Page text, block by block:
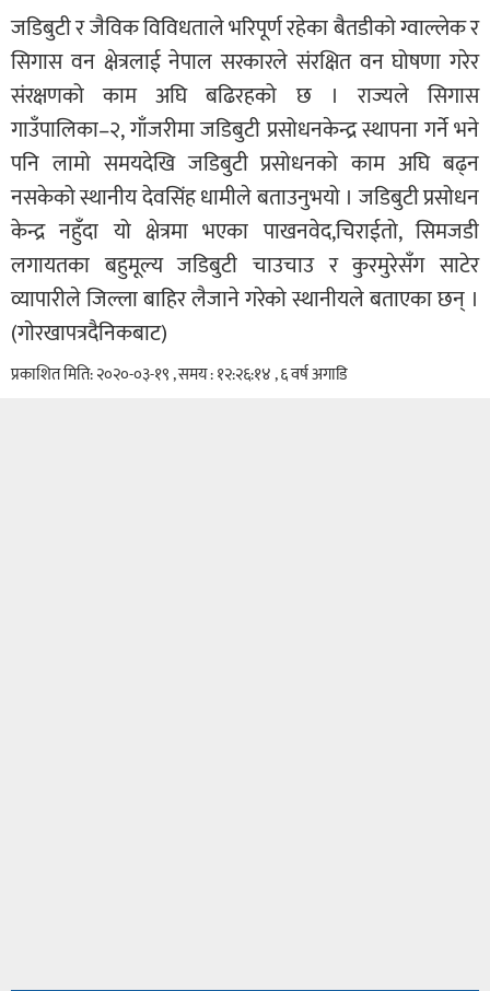
जडिबुटी र जैविक विविधताले भरिपूर्ण रहेका बैतडीको ग्वाल्लेक र
सिगास वन क्षेत्रलाई नेपाल सरकारले संरक्षित वन घोषणा गरेर
संरक्षणको काम अघि बढिरहको छ । राज्यले सिगास
गाउँपालिका–२, गाँजरीमा जडिबुटी प्रसोधनकेन्द्र स्थापना गर्ने भने
पनि लामो समयदेखि जडिबुटी प्रसोधनको काम अघि बढ्न
नसकेको स्थानीय देवसिंह धामीले बताउनुभयो । जडिबुटी प्रसोधन
केन्द्र नहुँदा यो क्षेत्रमा भएका पाखनवेद,चिराईतो, सिमजडी
लगायतका बहुमूल्य जडिबुटी चाउचाउ र कुरमुरेसँग साटेर
व्यापारीले जिल्ला बाहिर लैजाने गरेको स्थानीयले बताएका छन् ।
(गाेरखापत्रदैनिकबाट)
प्रकाशित मिति: २०२०-०३-१९ , समय : १२:२६:१४ , ६ वर्ष अगाडि